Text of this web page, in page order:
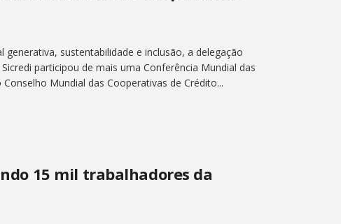
sustentabilidade e inclusão, a delegação
participou de mais uma Conferência Mundial das
Mundial das Cooperativas de Crédito...
15 mil trabalhadores da